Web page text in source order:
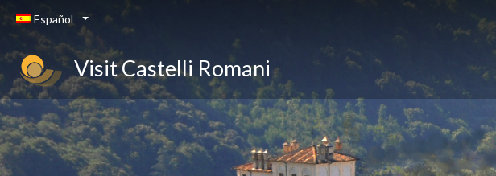
Español
Visit Castelli Romani